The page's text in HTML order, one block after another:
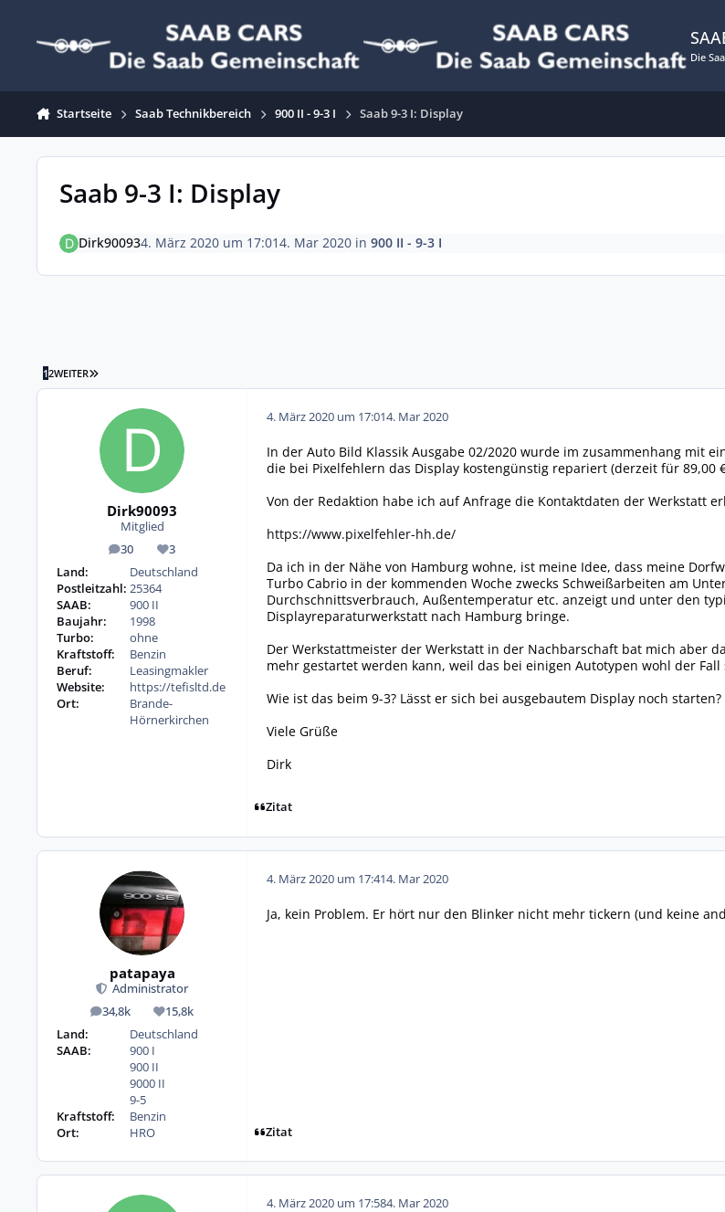
Die
Startseite Saab Technikbereich 900 II - 9-3 I Saab 9-3 I: Display
Saab 9-3 I: Display
Dirk900934. März 2020 um 17:014. Mar 2020in 900 II - 9-3 I
12WEITER LETZTE SEITE
Dirk90093
Mitglied
30
Beiträge 3
Reputation
Land:
Deutschland
Postleitzahl: 25364
SAAB:
900 II
Baujahr:
1998
Turbo:
ohne
Kraftstoff:
Benzin
Beruf:
Leasingmakler
Website:
https://tefisltd.de
Ort:
Brande-
Hörnerkirchen
4. März 2020 um 17:014. Mar 2020
In der Auto Bild Klassik Ausgabe 02/2020 wurde im zusammenhang mit
die bei Pixelfehlern das Display kostengünstig repariert (derzeit für 89,00
Von der Redaktion habe ich auf Anfrage die Kontaktdaten der Werkstatt
https://www.pixelfehler-hh.de/
Da ich in der Nähe von Hamburg wohne, ist meine Idee, dass meine
Turbo Cabrio in der kommenden Woche zwecks Schweißarbeiten am
Durchschnittsverbrauch, Außentemperatur etc. anzeigt und unter den
Displayreparaturwerkstatt nach Hamburg bringe.
Der Werkstattmeister der Werkstatt in der Nachbarschaft bat mich aber
mehr gestartet werden kann, weil das bei einigen Autotypen wohl der Fall
Wie ist das beim 9-3? Lässt er sich bei ausgebautem Display noch starten?
Viele Grüße
Dirk
Zitat
patapaya
Administrator
34,8k
Beiträge 15,8k
Reputation
Land:
Deutschland
SAAB:
900 I
900 II
9000 II
9-5
Kraftstoff:
Benzin
Ort:
HRO
4. März 2020 um 17:414. Mar 2020
Ja, kein Problem. Er hört nur den Blinker nicht mehr tickern (und keine
Zitat
4. März 2020 um 17:584. Mar 2020